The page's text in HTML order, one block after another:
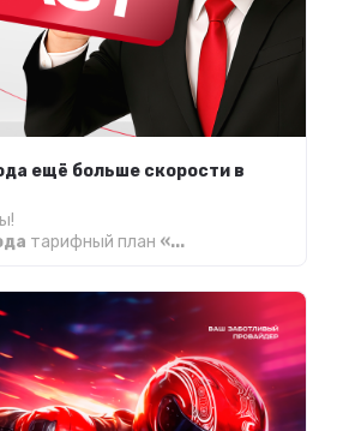
ещё больше скорости в
тарифный план «...